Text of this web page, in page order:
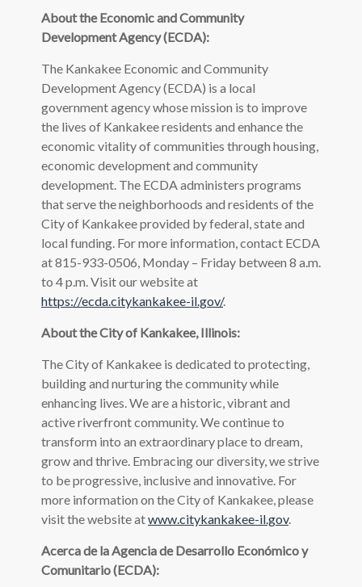
About the Economic and Community
Development Agency (ECDA):
The Kankakee Economic and Community
Development Agency (ECDA) is a local
government agency whose mission is to improve
the lives of Kankakee residents and enhance the
economic vitality of communities through housing,
economic development and community
development. The ECDA administers programs
that serve the neighborhoods and residents of the
City of Kankakee provided by federal, state and
local funding. For more information, contact ECDA
at 815-933-0506, Monday – Friday between 8 a.m.
to 4 p.m. Visit our website at
https://ecda.citykankakee-il.gov/.
About the City of Kankakee, Illinois:
The City of Kankakee is dedicated to protecting,
building and nurturing the community while
enhancing lives. We are a historic, vibrant and
active riverfront community. We continue to
transform into an extraordinary place to dream,
grow and thrive. Embracing our diversity, we strive
to be progressive, inclusive and innovative. For
more information on the City of Kankakee, please
visit the website atwww.citykankakee-il.gov.
Acerca de la Agencia de Desarrollo Económico y
Comunitario (ECDA):